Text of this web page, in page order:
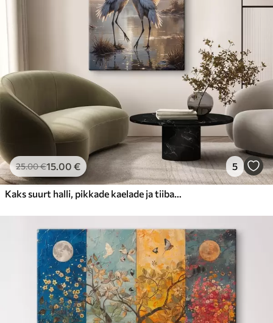
25.00€15.00 € 5
Kaks suurt halli, pikkade kaelade ja tiibadega kraanat, mis seisavad puudest ümbritsetud udujärves